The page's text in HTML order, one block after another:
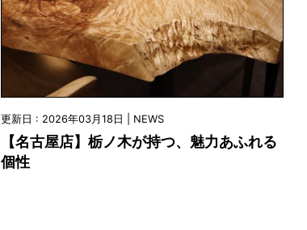
更新日 : 2026年03月18日 | NEWS
【名古屋店】栃ノ木が持つ、魅力あふれる
個性